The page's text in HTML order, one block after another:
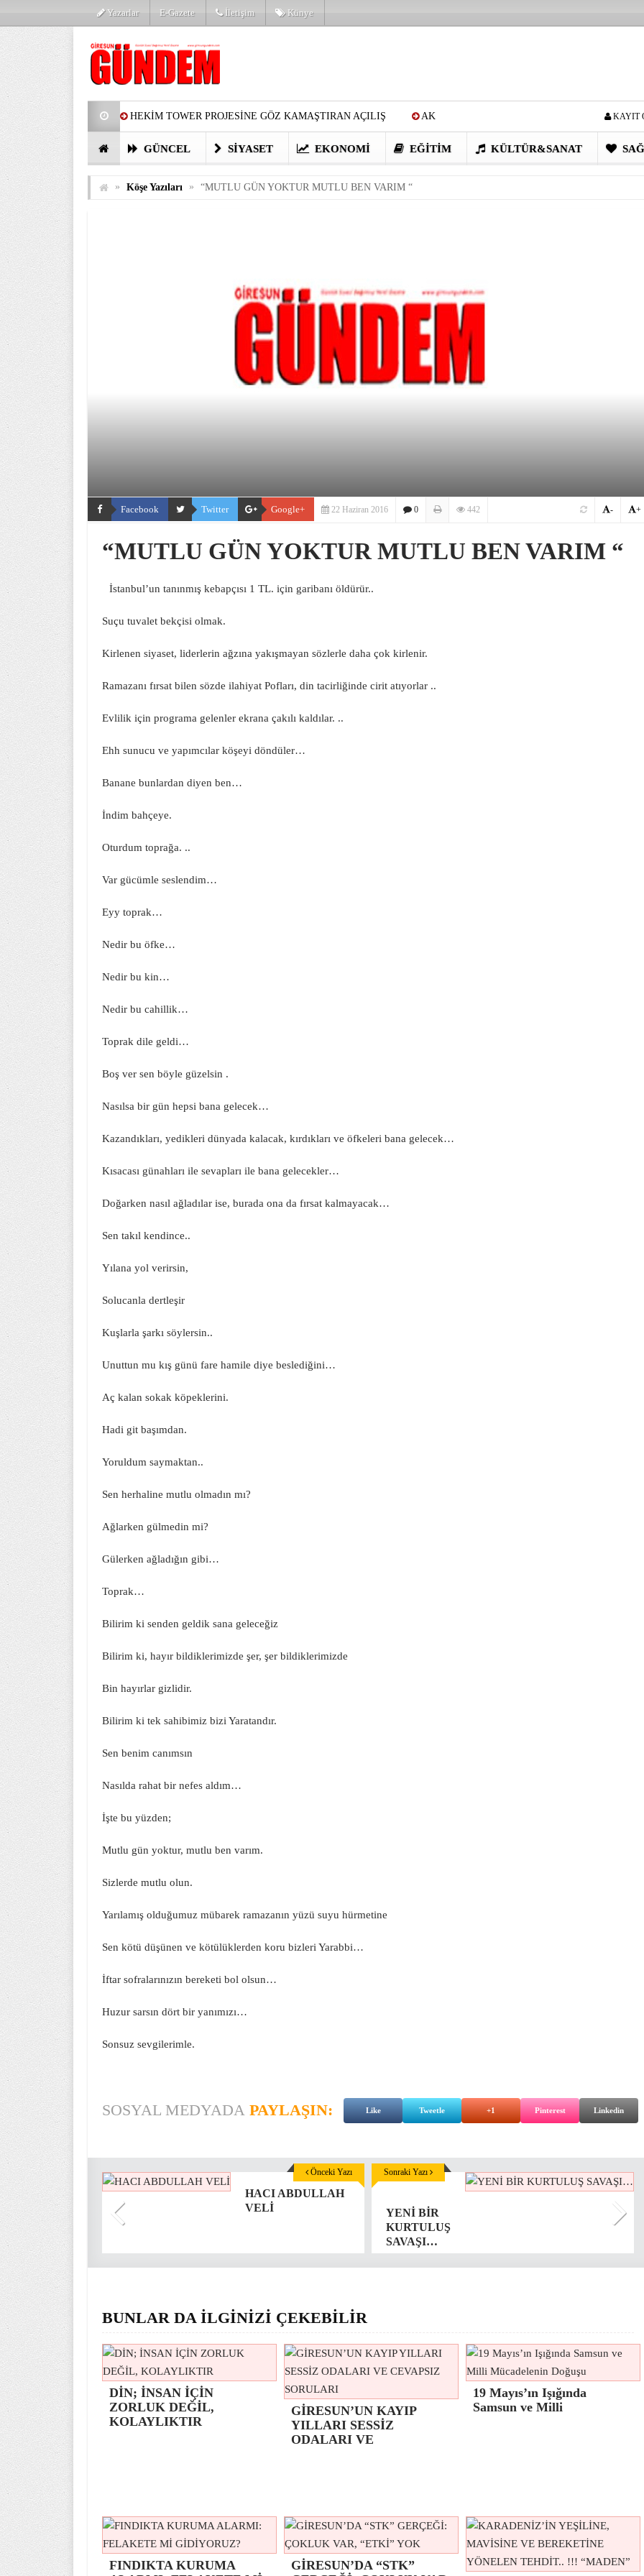
Yazarlar E-Gazete İletişim Künye
HEKİM TOWER PROJESİNE GÖZ KAMAŞTIRAN AÇILIŞ AK
PARTİ’DE YENİ YÜZLER HARUN CİCİ: VİDEOYU GÖRÜNCE
KAYIT
GÜNCEL SIYASET EKONOMI EĞITIM KÜLTÜR&SANAT
» Köşe Yazıları » “MUTLU GÜN YOKTUR MUTLU BEN VARIM “
Facebook Twitter Google+ 22 Haziran 2016 0 442 +
-
“MUTLU GÜN YOKTUR MUTLU BEN VARIM “
İstanbul’un tanınmış kebapçısı 1 TL. için garibanı öldürür..
Suçu tuvalet bekçisi olmak.
Kirlenen siyaset, liderlerin ağzına yakışmayan sözlerle daha çok kirlenir.
Ramazanı fırsat bilen sözde ilahiyat Pofları, din tacirliğinde cirit atıyorlar ..
Evlilik için programa gelenler ekrana çakılı kaldılar. ..
Ehh sunucu ve yapımcılar köşeyi döndüler…
Banane bunlardan diyen ben…
İndim bahçeye.
Oturdum toprağa. ..
Var gücümle seslendim…
Eyy toprak…
Nedir bu öfke…
Nedir bu kin…
Nedir bu cahillik…
Toprak dile geldi…
Boş ver sen böyle güzelsin .
Nasılsa bir gün hepsi bana gelecek…
Kazandıkları, yedikleri dünyada kalacak, kırdıkları ve öfkeleri bana gelecek…
Kısacası günahları ile sevapları ile bana gelecekler…
Doğarken nasıl ağladılar ise, burada ona da fırsat kalmayacak…
Sen takıl kendince..
Yılana yol verirsin,
Solucanla dertleşir
Kuşlarla şarkı söylersin..
Unuttun mu kış günü fare hamile diye beslediğini…
Aç kalan sokak köpeklerini.
Hadi git başımdan.
Yoruldum saymaktan..
Sen herhaline mutlu olmadın mı?
Ağlarken gülmedin mi?
Gülerken ağladığın gibi…
Toprak…
Bilirim ki senden geldik sana geleceğiz
Bilirim ki, hayır bildiklerimizde şer, şer bildiklerimizde
Bin hayırlar gizlidir.
Bilirim ki tek sahibimiz bizi Yaratandır.
Sen benim canımsın
Nasılda rahat bir nefes aldım…
İşte bu yüzden;
Mutlu gün yoktur, mutlu ben varım.
Sizlerde mutlu olun.
Yarılamış olduğumuz mübarek ramazanın yüzü suyu hürmetine
Sen kötü düşünen ve kötülüklerden koru bizleri Yarabbi…
İftar sofralarınızın bereketi bol olsun…
Huzur sarsın dört bir yanımızı…
Sonsuz sevgilerimle.
SOSYAL MEDYADA PAYLAŞIN: Like Tweetle +1 Pinterest Linkedin
HACI ABDULLAH
VELİ
Önceki Yazı
YENİ BİR
KURTULUŞ
SAVAŞI…
Sonraki Yazı
BUNLAR DA İLGİNİZİ ÇEKEBİLİR
DİN; İNSAN İÇİN
ZORLUK DEĞİL,
KOLAYLIKTIR
GİRESUN’UN KAYIP
YILLARI SESSİZ
ODALARI VE
19 Mayıs’ın Işığında
Samsun ve Milli
FINDIKTA KURUMA
GİRESUN’DA “STK”